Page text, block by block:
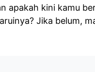
apakah kini kamu
Jika belum,